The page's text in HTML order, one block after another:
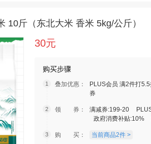
10斤（东北大米 香米 5kg/公斤）
30元
购买步骤
叠加优惠：
PLUS会员 满2件打
券
领 券： 满减券:199-20
政府消费补贴:10%
购 买： 当前商品2件 >